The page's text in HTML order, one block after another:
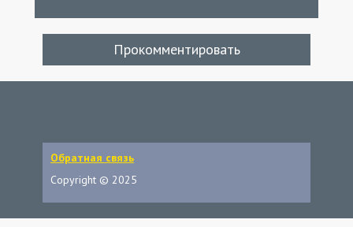
Прокомментировать
Обратная связь
Copyright © 2025